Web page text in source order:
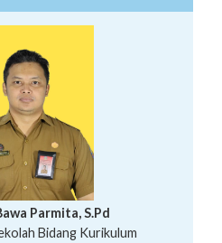
Parmita, S.Pd
Bidang Kurikulum
Pratita, S.Pd., M.Sn
Sutantri, S.Pd.